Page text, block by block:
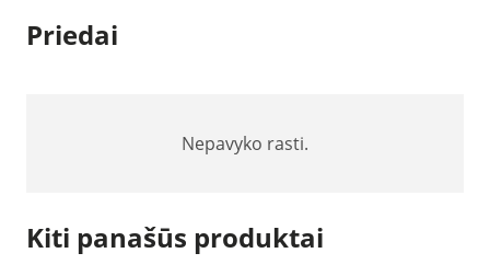
Priedai
Nepavyko rasti.
Kiti panašūs produktai